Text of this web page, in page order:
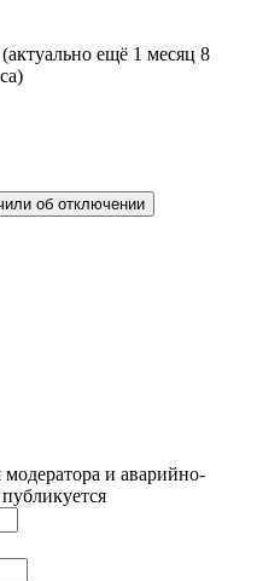
(актуально ещё 1 месяц 8
об отключении
и аварийно-